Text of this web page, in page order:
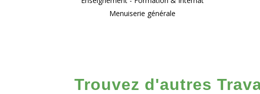
Menuiserie générale
Trouvez d'autres